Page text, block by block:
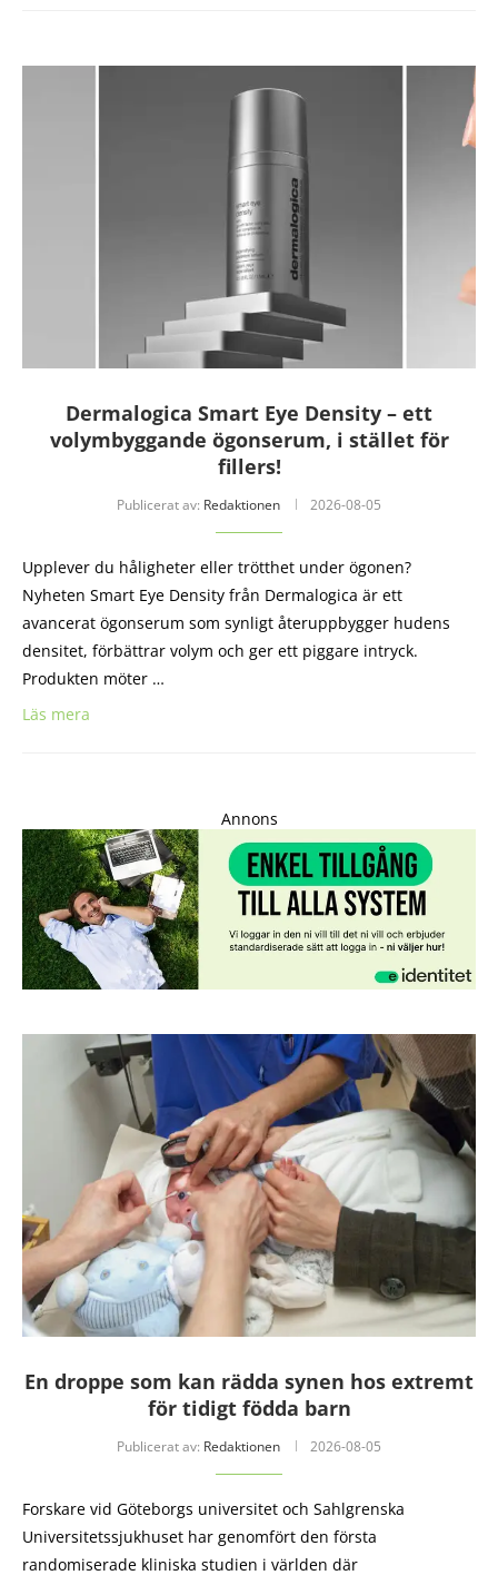
Dermalogica Smart Eye Density – ett
volymbyggande ögonserum, i stället för
fillers!
Publicerat av: Redaktionen 2026-08-05
Upplever du håligheter eller trötthet under ögonen?
Nyheten Smart Eye Density från Dermalogica är ett
avancerat ögonserum som synligt återuppbygger hudens
densitet, förbättrar volym och ger ett piggare intryck.
Produkten möter …
Läs mera
Annons
En droppe som kan rädda synen hos extremt
för tidigt födda barn
Publicerat av: Redaktionen 2026-08-05
Forskare vid Göteborgs universitet och Sahlgrenska
Universitetssjukhuset har genomfört den första
randomiserade kliniska studien i världen där